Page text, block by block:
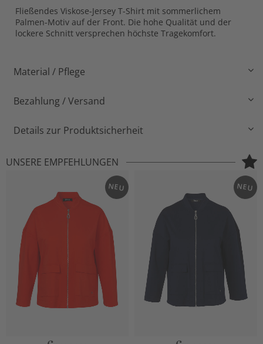
Fließendes Viskose-Jersey T-Shirt mit sommerlichem
Palmen-Motiv auf der Front. Die hohe Qualität und der
lockere Schnitt versprechen höchste Tragekomfort.
Material / Pflege
Bezahlung / Versand
Details zur Produktsicherheit
UNSERE EMPFEHLUNGEN
NEU NEU